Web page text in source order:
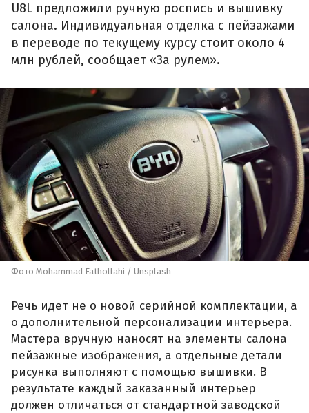
U8L предложили ручную роспись и вышивку
салона. Индивидуальная отделка с пейзажами
в переводе по текущему курсу стоит около 4
млн рублей, сообщает «За рулем».
Фото Mohammad Fathollahi / Unsplash
Речь идет не о новой серийной комплектации, а
о дополнительной персонализации интерьера.
Мастера вручную наносят на элементы салона
пейзажные изображения, а отдельные детали
рисунка выполняют с помощью вышивки. В
результате каждый заказанный интерьер
должен отличаться от стандартной заводской